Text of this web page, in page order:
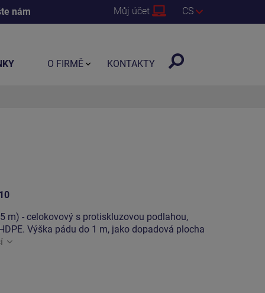
nám Můj účet CS
m) - celokovový s protiskluzovou podlahou,
Výška pádu do 1 m, jako dopadová plocha
O FIRMĚ KONTAKTY